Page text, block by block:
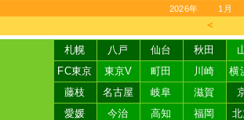
2026年 1月
＜
札幌 八戸 仙台 秋田
FC東京
東京V 町田 川崎 横
藤枝
名古屋 岐阜 滋賀
愛媛
今治 高知 福岡 北